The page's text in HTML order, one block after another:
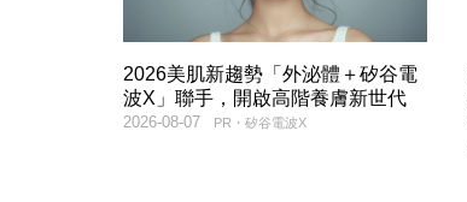
2026美肌新趨勢「外泌體＋矽谷電
波X」聯手，開啟高階養膚新世代
PR・矽谷電波X
2026-08-07